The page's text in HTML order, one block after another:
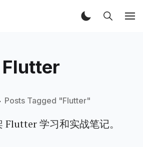
Flutter
Posts Tagged "Flutter"
Flutter 学习和实战笔记。